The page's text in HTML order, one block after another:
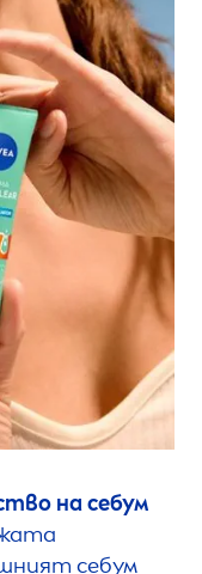
на себум
себум